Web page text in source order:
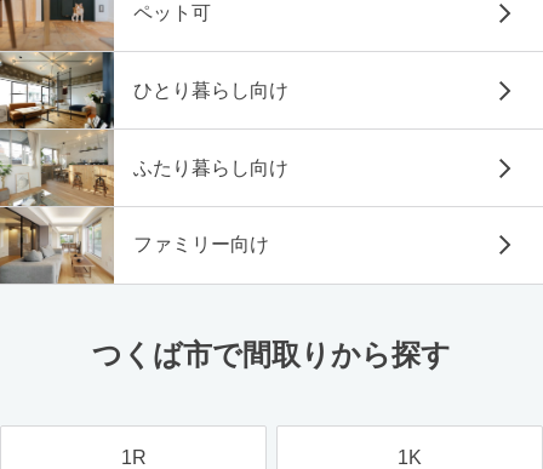
ペット可
ひとり暮らし向け
ふたり暮らし向け
ファミリー向け
つくば市で間取りから探す
1R 1K